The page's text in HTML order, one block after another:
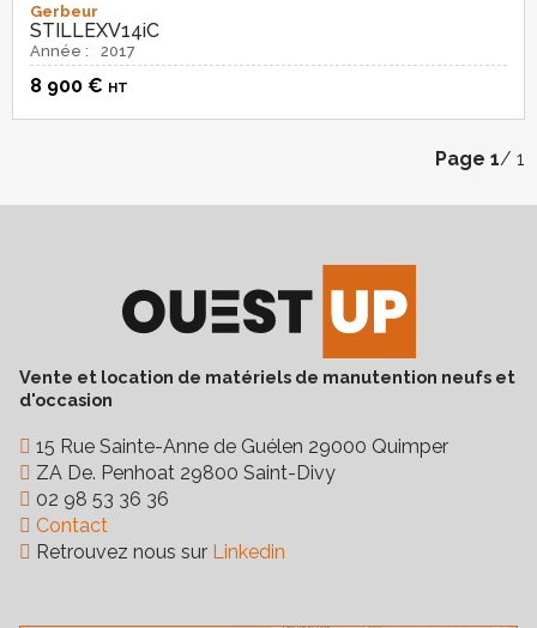
Gerbeur
STILLEXV14iC
Année : 2017
8 900 € HT
Page 1/ 1
Vente et location de matériels de manutention neufs et
d'occasion
15 Rue Sainte-Anne de Guélen 29000 Quimper
ZA De. Penhoat 29800 Saint-Divy
02 98 53 36 36
Contact
Retrouvez nous sur Linkedin